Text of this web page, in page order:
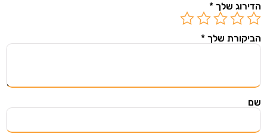
הדירוג שלך *
הביקורת שלך *
שם
ודילים שווים שנבחרו בקפידה מתוך אתרי מכירות